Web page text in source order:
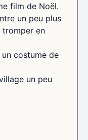
film de Noël.
un peu plus
en
costume de
un peu